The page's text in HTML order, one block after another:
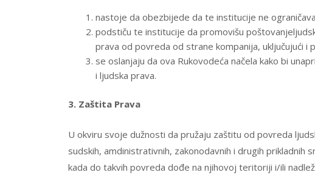
nastoje da obezbijede da te institucije ne
podstiču te institucije da promovišu
prava od povreda od strane kompanija, uključujući i
se oslanjaju da ova Rukovodeća načela kako bi
i ljudska prava.
3. Zaštita Prava
U okviru svoje dužnosti da pružaju zaštitu od povreda
sudskih, amdinistrativnih, zakonodavnih i drugih
kada do takvih povreda dođe na njihovoj teritoriji i/ili